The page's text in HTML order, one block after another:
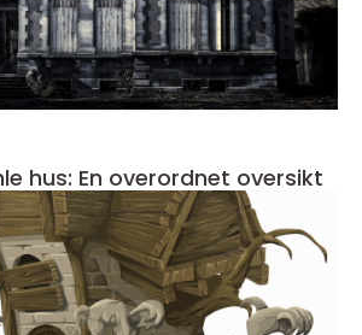
hus: En overordnet oversikt